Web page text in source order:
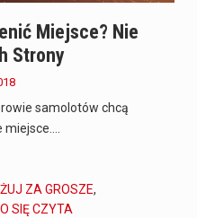
Miejsce? Nie
Strony
samolotów chcą
ZA GROSZE,
SIĘ CZYTA